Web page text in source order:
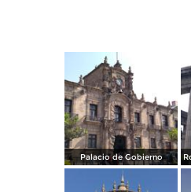
Palacio de Gobierno